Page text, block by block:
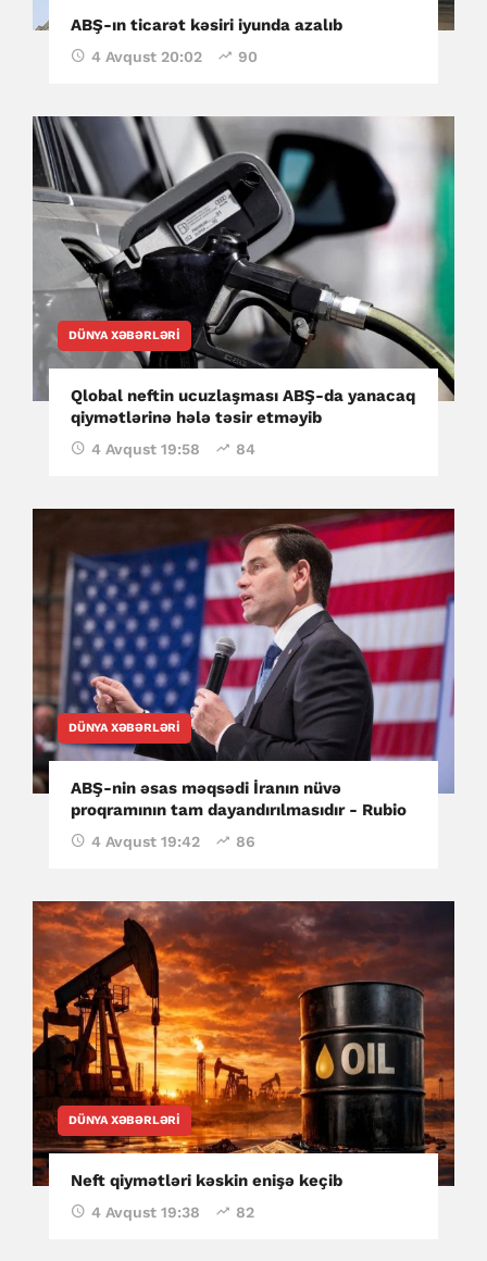
ABŞ-ın ticarət kəsiri iyunda azalıb
4 Avqust 20:02 90
DÜNYA XƏBƏRLƏRI
Qlobal neftin ucuzlaşması ABŞ-da yanacaq
qiymətlərinə hələ təsir etməyib
4 Avqust 19:58 84
DÜNYA XƏBƏRLƏRI
ABŞ-nin əsas məqsədi İranın nüvə
proqramının tam dayandırılmasıdır - Rubio
4 Avqust 19:42 86
DÜNYA XƏBƏRLƏRI
Neft qiymətləri kəskin enişə keçib
4 Avqust 19:38 82